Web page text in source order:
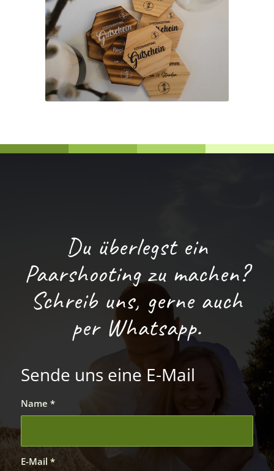
Du überlegst ein
Paarshooting zu machen?
Schreib uns, gerne auch
per Whatsapp.
Sende uns eine E-Mail
Name *
E-Mail *